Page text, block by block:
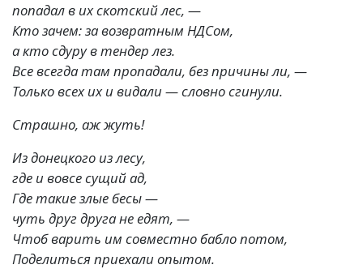
попадал в их скотский лес, —
Кто зачем: за возвратным НДСом,
а кто сдуру в тендер лез.
Все всегда там пропадали, без причины ли, —
Только всех их и видали — словно сгинули.
Страшно, аж жуть!
Из донецкого из лесу,
где и вовсе сущий ад,
Где такие злые бесы —
чуть друг друга не едят, —
Чтоб варить им совместно бабло потом,
Поделиться приехали опытом.